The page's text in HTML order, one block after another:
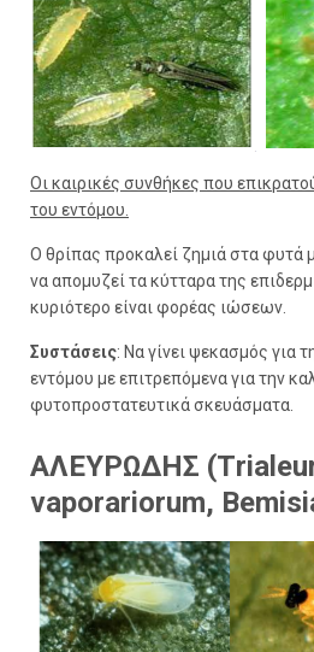
Οι καιρικές συνθήκες που
του εντόμου.
Ο θρίπας προκαλεί ζημιά στα φυτά
να απομυζεί τα κύτταρα της
κυριότερο είναι φορέας ιώσεων.
Συστάσεις: Να γίνει ψεκασμός για
εντόμου με επιτρεπόμενα για την
φυτοπροστατευτικά σκευάσματα.
ΑΛΕΥΡΩΔΗΣ
vaporariorum,